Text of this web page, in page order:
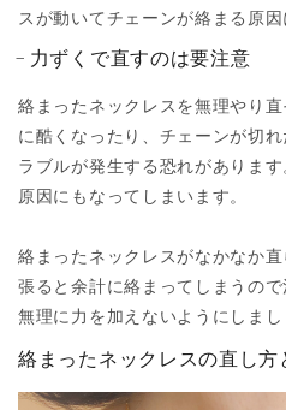
スが動いてチェーンが絡まる原因
力ずくで直すのは要注意
絡まったネックレスを無理やり
に酷くなったり、チェーンが切
ラブルが発生する恐れがありま
原因にもなってしまいます。
絡まったネックレスがなかなか
張ると余計に絡まってしまうの
無理に力を加えないようにしまし
絡まったネックレスの直し方